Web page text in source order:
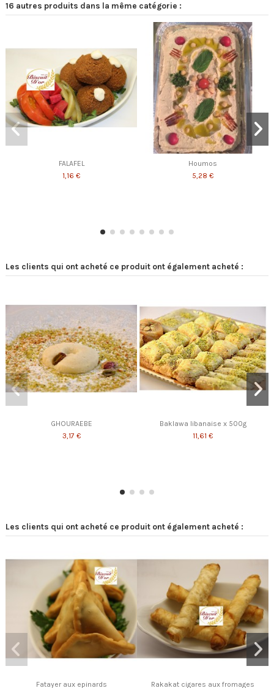
16 autres produits dans la même catégorie :
FALAFEL
1,16 €
Houmos
5,28 €
Les clients qui ont acheté ce produit ont également acheté :
GHOURAEBE
3,17 €
Baklawa libanaise x 500g
11,61 €
Les clients qui ont acheté ce produit ont également acheté :
Fatayer aux epinards Rakakat cigares aux fromages